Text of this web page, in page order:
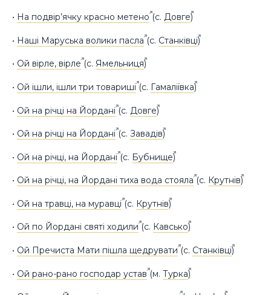
• На подвір’ячку красно метено(с. Довге)
• Наші Маруська волики пасла(с. Станківці)
• Ой вірле, вірле(с. Ямельниця)
• Ой ішли, ішли три товариші(с. Гамаліївка)
• Ой на річці на Йордані(с. Довге)
• Ой на річці на Йордані(с. Завадів)
• Ой на річці, на Йордані(с. Бубнище)
• Ой на річці, на Йордані тиха вода стояла(с. Крутнів)
• Ой на травці, на муравці(с. Крутнів)
• Ой по Йордані святі ходили(с. Кавсько)
• Ой Пречиста Мати пішла щедрувати(с. Станківці)
• Ой рано-рано господар устав(м. Турка)